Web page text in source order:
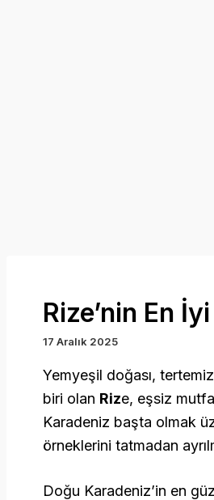
Rize’nin En
17 Aralık 2025
Yemyeşil doğası,
biri olan Rize, eşsiz
Karadeniz başta olmak
örneklerini tatmadan
Doğu Karadeniz’in en